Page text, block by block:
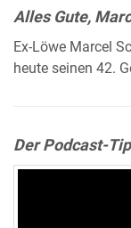
Alles Gute,
Ex-Löwe Marcel
heute seinen 42.
Der Podcast-